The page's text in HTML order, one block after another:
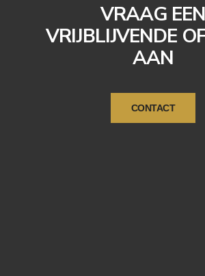
VRAAG EEN
VRIJBLIJVENDE
AAN
CONTACT